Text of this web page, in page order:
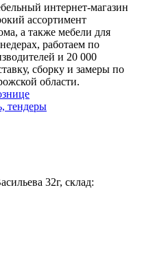
интернет-магазин
ассортимент
а также мебели для
работаем по
и 20 000
сборку и замеры по
области.
тендеры
32г, склад: